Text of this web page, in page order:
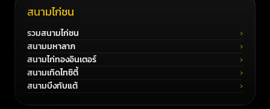
สนามไก่ชน
รวมสนามไก่ชน
สนามมหาลาภ
สนามไก่ทองอินเตอร์
สนามเทิดไทซิตี้
สนามบึงทับแต้